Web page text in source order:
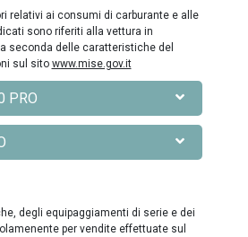
relativi ai consumi di carburante e alle
sono riferiti alla vettura in
seconda delle caratteristiche del
sul sito www.mise.gov.it
PRO
degli equipaggiamenti di serie e dei
per vendite effettuate sul